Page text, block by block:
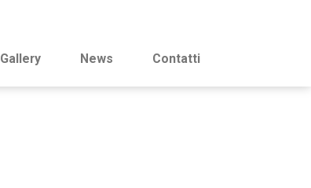
Gallery News Contatti